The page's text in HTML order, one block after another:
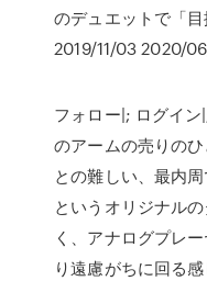
のデュエットで「目
2019/11/03 2020/
フォロー|; ログイ
のアームの売りの
との難しい、最内
というオリジナル
く、アナログプレ
り遠慮がちに回る